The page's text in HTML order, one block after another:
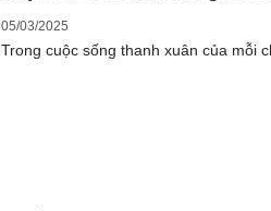
05/03/2025
Trong cuộc sống thanh xuân của mỗi